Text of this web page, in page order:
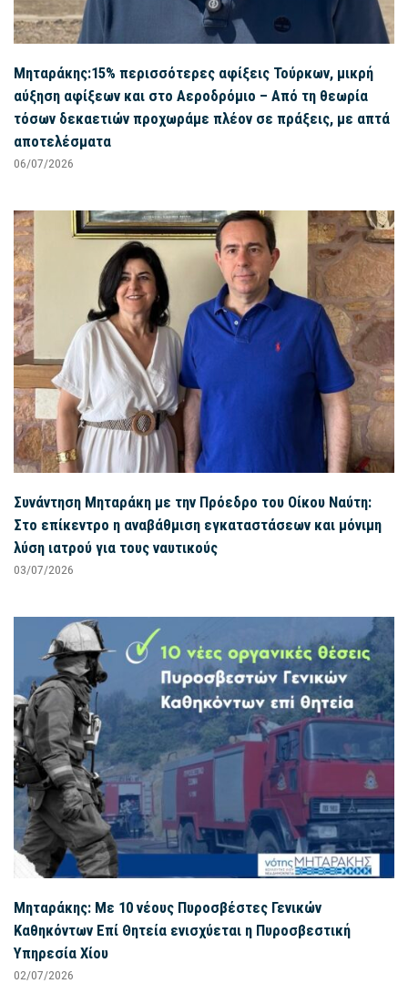
Μηταράκης:15% περισσότερες αφίξεις Τούρκων, μικρή
αύξηση αφίξεων και στο Αεροδρόμιο – Από τη θεωρία
τόσων δεκαετιών προχωράμε πλέον σε πράξεις, με απτά
αποτελέσματα
06/07/2026
Συνάντηση Μηταράκη με την Πρόεδρο του Οίκου Ναύτη:
Στο επίκεντρο η αναβάθμιση εγκαταστάσεων και μόνιμη
λύση ιατρού για τους ναυτικούς
03/07/2026
Μηταράκης: Με 10 νέους Πυροσβέστες Γενικών
Καθηκόντων Επί Θητεία ενισχύεται η Πυροσβεστική
Υπηρεσία Χίου
02/07/2026